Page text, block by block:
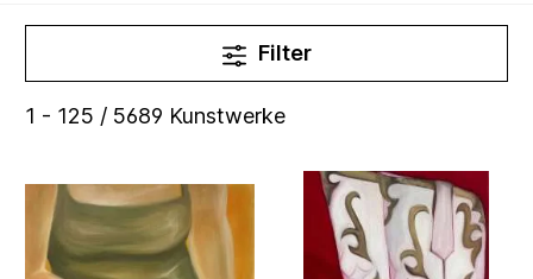
Filter
1 - 125 / 5689 Kunstwerke